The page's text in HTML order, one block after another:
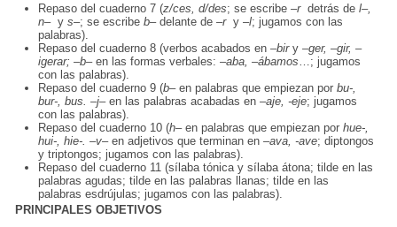
Repaso del cuaderno 7 (z/ces, d/des; se escribe–rdetrás del–,
n–y s–; se escribeb–delante de–ry–l; jugamos con las
palabras).
Repaso del cuaderno 8 (verbos acabados en–biry –ger, –gir, –
igerar; –b–en las formas verbales:–aba, –ábamos …; jugamos
con las palabras).
Repaso del cuaderno 9 (b–en palabras que empiezan porbu-,
bur-, bus. –j–en las palabras acabadas en–aje, -eje; jugamos
con las palabras).
Repaso del cuaderno 10 (h–en palabras que empiezan porhue-,
hui-, hie-. –v–en adjetivos que terminan en–ava, -ave; diptongos
y triptongos; jugamos con las palabras).
Repaso del cuaderno 11 (sílaba tónica y sílaba átona; tilde en las
palabras agudas; tilde en las palabras llanas; tilde en las
palabras esdrújulas; jugamos con las palabras).
PRINCIPALES OBJETIVOS